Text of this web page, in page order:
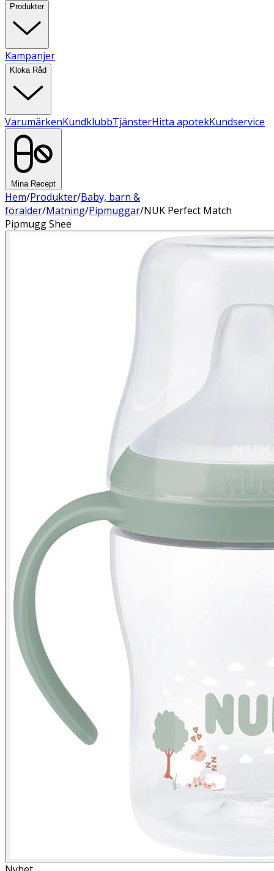
Produkter
Kampanjer
Kloka Råd
VarumärkenKundklubbTjänsterHitta apotekKundservice
Mina Recept
Hem/Produkter/Baby, barn &
förälder/Matning/Pipmuggar/NUK Perfect Match
Pipmugg Shee